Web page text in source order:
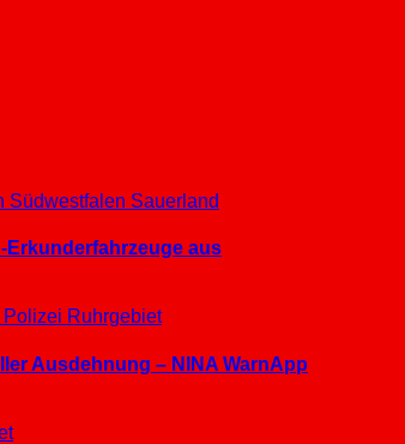
Südwestfalen Sauerland
Erkunderfahrzeuge aus
Polizei Ruhrgebiet
Ausdehnung – NINA WarnApp